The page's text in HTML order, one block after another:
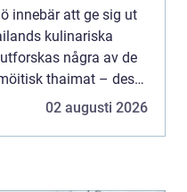
innebär att ge sig ut
kulinariska
några av de
thaimat – dess
02 augusti 2026